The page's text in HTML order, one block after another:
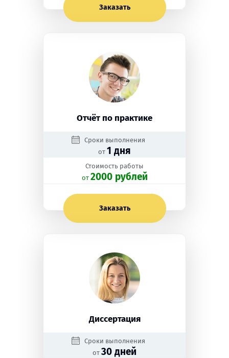
Заказать
Отчёт по практике
Сроки выполнения
от 1 дня
Стоимость работы
oт 2000 рублей
Заказать
Диссертация
Сроки выполнения
от 30 дней